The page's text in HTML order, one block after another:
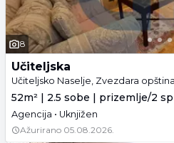
8
Učiteljska
52m² | 2.5 sobe | prizemlje/2
Agencija • Uknjižen
Ažurirano 05.08.2026.